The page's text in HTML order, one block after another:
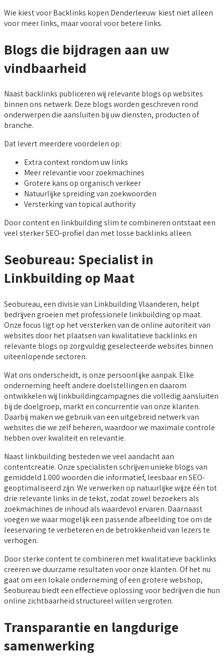
Wie kiest voor Backlinks kopen Denderleeuw kiest niet alleen
voor meer links, maar vooral voor betere links.
Blogs die bijdragen aan uw
vindbaarheid
Naast backlinks publiceren wij relevante blogs op websites
binnen ons netwerk. Deze blogs worden geschreven rond
onderwerpen die aansluiten bij uw diensten, producten of
branche.
Dat levert meerdere voordelen op:
Extra context rondom uw links
Meer relevantie voor zoekmachines
Grotere kans op organisch verkeer
Natuurlijke spreiding van zoekwoorden
Versterking van topical authority
Door content en linkbuilding slim te combineren ontstaat een
veel sterker SEO-profiel dan met losse backlinks alleen.
Seobureau: Specialist in
Linkbuilding op Maat
Seobureau, een divisie van Linkbuilding Vlaanderen, helpt
bedrijven groeien met professionele linkbuilding op maat.
Onze focus ligt op het versterken van de online autoriteit van
websites door het plaatsen van kwalitatieve backlinks en
relevante blogs op zorgvuldig geselecteerde websites binnen
uiteenlopende sectoren.
Wat ons onderscheidt, is onze persoonlijke aanpak. Elke
onderneming heeft andere doelstellingen en daarom
ontwikkelen wij linkbuildingcampagnes die volledig aansluiten
bij de doelgroep, markt en concurrentie van onze klanten.
Daarbij maken we gebruik van een uitgebreid netwerk van
websites die we zelf beheren, waardoor we maximale controle
hebben over kwaliteit en relevantie.
Naast linkbuilding besteden we veel aandacht aan
contentcreatie. Onze specialisten schrijven unieke blogs van
gemiddeld 1.000 woorden die informatief, leesbaar en SEO-
geoptimaliseerd zijn. We verwerken op natuurlijke wijze één tot
drie relevante links in de tekst, zodat zowel bezoekers als
zoekmachines de inhoud als waardevol ervaren. Daarnaast
voegen we waar mogelijk een passende afbeelding toe om de
leeservaring te verbeteren en de betrokkenheid van lezers te
verhogen.
Door sterke content te combineren met kwalitatieve backlinks
creëren we duurzame resultaten voor onze klanten. Of het nu
gaat om een lokale onderneming of een grotere webshop,
Seobureau biedt een effectieve oplossing voor bedrijven die hun
online zichtbaarheid structureel willen vergroten.
Transparantie en langdurige
samenwerking